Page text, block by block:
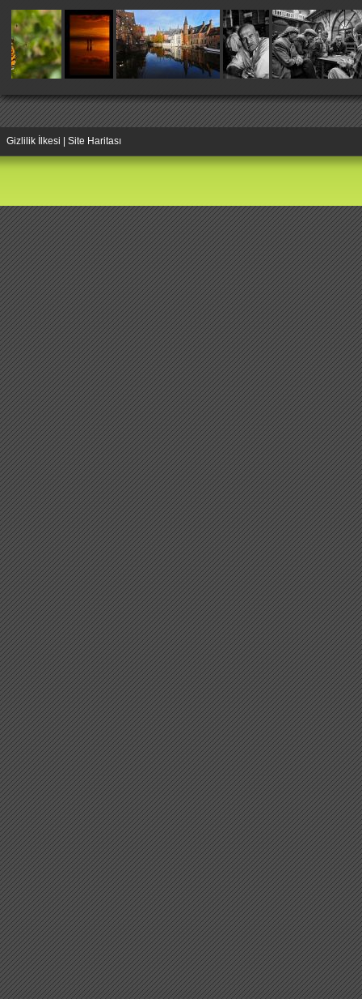
Gizlilik İlkesi Site Haritası
Replica Handbags Replica Handbags Replica Jewelry Replica